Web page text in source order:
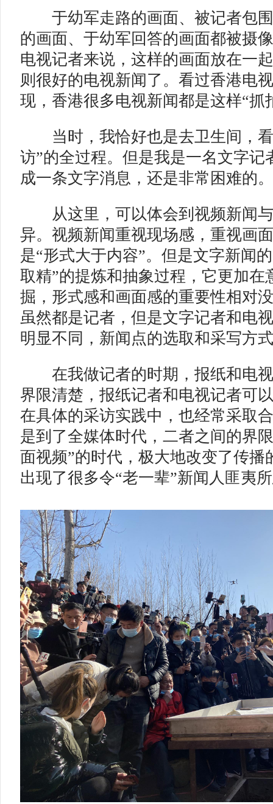
于幼军走路的画面、被记者包围
的画面、于幼军回答的画面都被摄
电视记者来说，这样的画面放在一
则很好的电视新闻了。看过香港电
现，香港很多电视新闻都是这样“抓
当时，我恰好也是去卫生间，看
访”的全过程。但是我是一名文字记
成一条文字消息，还是非常困难的。
从这里，可以体会到视频新闻与
异。视频新闻重视现场感，重视画
是“形式大于内容”。但是文字新闻
取精”的提炼和抽象过程，它更加在
掘，形式感和画面感的重要性相对
虽然都是记者，但是文字记者和电
明显不同，新闻点的选取和采写方
在我做记者的时期，报纸和电视
界限清楚，报纸记者和电视记者可
在具体的采访实践中，也经常采取
是到了全媒体时代，二者之间的界
面视频”的时代，极大地改变了传播
出现了很多令“老一辈”新闻人匪夷